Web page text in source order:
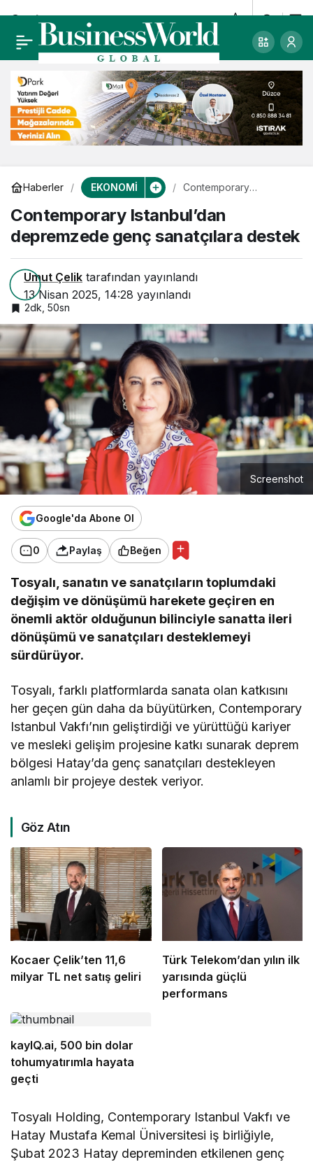
Haberler EKONOMİ
Contemporary
depremzede genç
sanatçılara destek
Contemporary Istanbul’dan
depremzede genç sanatçılara destek
Umut Çelik tarafından yayınlandı
13 Nisan 2025, 14:28 yayınlandı
2dk, 50sn
Screenshot
Google'da Abone Ol
0 Paylaş Beğen
Tosyalı, sanatın ve sanatçıların toplumdaki
değişim ve dönüşümü harekete geçiren en
önemli aktör olduğunun bilinciyle sanatta ileri
dönüşümü ve sanatçıları desteklemeyi
sürdürüyor.
Tosyalı, farklı platformlarda sanata olan katkısını
her geçen gün daha da büyütürken, Contemporary
Istanbul Vakfı’nın geliştirdiği ve yürüttüğü kariyer
ve mesleki gelişim projesine katkı sunarak deprem
bölgesi Hatay’da genç sanatçıları destekleyen
anlamlı bir projeye destek veriyor.
Göz Atın
Kocaer Çelik’ten 11,6
milyar TL net satış geliri
Türk Telekom’dan yılın ilk
yarısında güçlü
performans
kayIQ.ai, 500 bin dolar
tohumyatırımla hayata
geçti
Tosyalı Holding, Contemporary Istanbul Vakfı ve
Hatay Mustafa Kemal Üniversitesi iş birliğiyle,
Şubat 2023 Hatay depreminden etkilenen genç
Contemporary
Istanbul’dan
depremzede genç
sanatçılara destek
0